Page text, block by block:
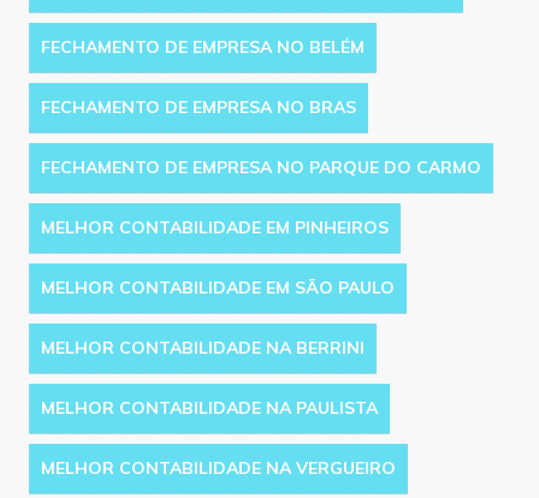
FECHAMENTO DE EMPRESA NO BELÉM
FECHAMENTO DE EMPRESA NO BRAS
FECHAMENTO DE EMPRESA NO PARQUE DO CARMO
MELHOR CONTABILIDADE EM PINHEIROS
MELHOR CONTABILIDADE EM SÃO PAULO
MELHOR CONTABILIDADE NA BERRINI
MELHOR CONTABILIDADE NA PAULISTA
MELHOR CONTABILIDADE NA VERGUEIRO